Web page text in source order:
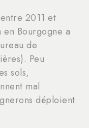
2011 et
Bourgogne a
de
Peu
sols,
mal
déploient